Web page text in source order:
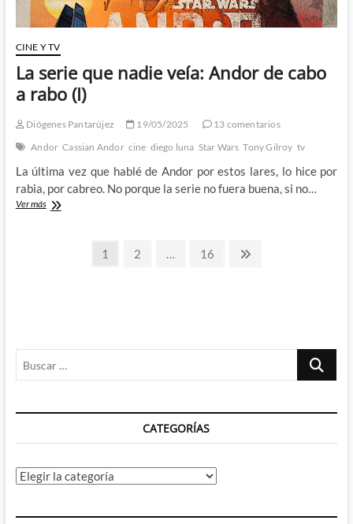
CINE Y TV
La serie que nadie veía: Andor de cabo
a rabo (I)
Diógenes Pantarújez 19/05/2025
13 comentarios
Andor Cassian Andor cine diego luna Star Wars Tony Gilroy tv
La última vez que hablé de Andor por estos lares, lo hice por
rabia, por cabreo. No porque la serie no fuera buena, si no…
Ver másLa
PaginaciónPágina
1 Página
2 … Página
16
Página
Buscar
CATEGORÍAS
Categorías